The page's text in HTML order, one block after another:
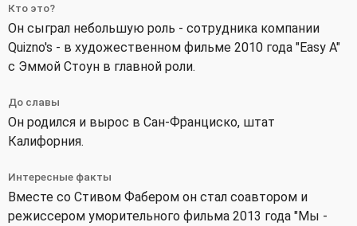
Кто это?
Он сыграл небольшую роль - сотрудника компании
Quizno's - в художественном фильме 2010 года "Easy A"
с Эммой Стоун в главной роли.
До славы
Он родился и вырос в Сан-Франциско, штат
Калифорния.
Интересные факты
Вместе со Стивом Фабером он стал соавтором и
режиссером уморительного фильма 2013 года "Мы -